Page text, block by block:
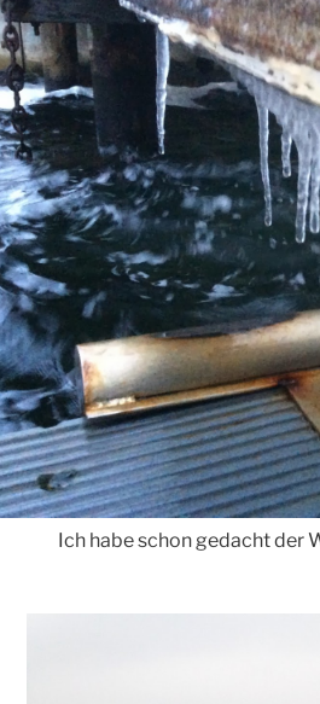
Ich habe schon gedacht der